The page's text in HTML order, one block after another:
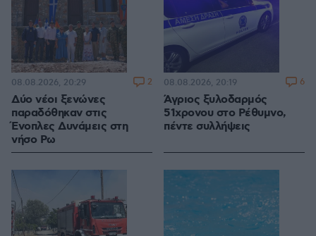
Δύο νέοι ξενώνες
παραδόθηκαν στις
Ένοπλες Δυνάμεις στη
νήσο Ρω
08.08.2026, 20:29 2
Άγριος ξυλοδαρμός
51χρονου στο Ρέθυμνο,
πέντε συλλήψεις
08.08.2026, 20:19 6